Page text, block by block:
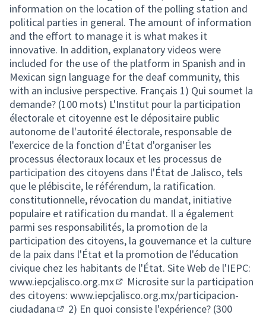
information on the location of the polling station and
political parties in general. The amount of information
and the effort to manage it is what makes it
innovative. In addition, explanatory videos were
included for the use of the platform in Spanish and in
Mexican sign language for the deaf community, this
with an inclusive perspective. Français 1) Qui soumet la
demande? (100 mots) L'Institut pour la participation
électorale et citoyenne est le dépositaire public
autonome de l'autorité électorale, responsable de
l'exercice de la fonction d'État d'organiser les
processus électoraux locaux et les processus de
participation des citoyens dans l'État de Jalisco, tels
que le plébiscite, le référendum, la ratification.
constitutionnelle, révocation du mandat, initiative
populaire et ratification du mandat. Il a également
parmi ses responsabilités, la promotion de la
participation des citoyens, la gouvernance et la culture
de la paix dans l'État et la promotion de l'éducation
civique chez les habitants de l'État. Site Web de l'IEPC:
www.iepcjalisco.org.mx
(Lien externe)
Microsite sur la participation
des citoyens: www.iepcjalisco.org.mx/participacion-
ciudadana
2) En quoi consiste l'expérience? (300